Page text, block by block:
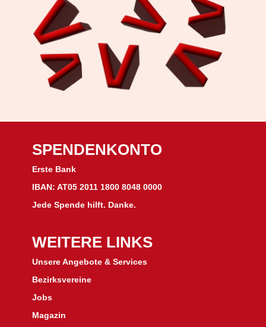
SPENDENKONTO
Erste Bank
IBAN: AT05 2011 1800 8048 0000
Jede Spende hilft. Danke.
WEITERE LINKS
Unsere Angebote & Services
Bezirksvereine
Jobs
Magazin